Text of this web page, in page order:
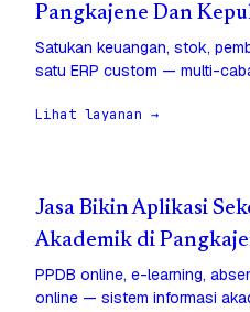
Pangkajene Dan
Satukan keuangan, stok,
satu ERP custom — multi-
Lihat layanan →
Jasa Bikin Aplikasi
Akademik di
PPDB online, e-learning,
online — sistem informasi